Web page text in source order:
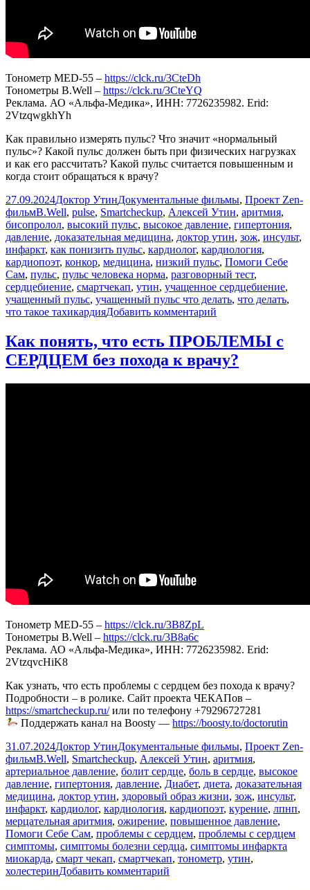
Тонометр MED-55 – https://clck.ru/3CteDh
Тонометры B.Well – https://clck.ru/3CteYQ
Реклама. АО «Альфа-Медика», ИНН: 7726235982. Erid:
2VtzqwgkhYh
Как правильно измерять пульс? Что значит «нормальный
пульс»? Какой пульс должен быть при физических нагрузках
и как его рассчитать? Какой пульс считается повышенным и
когда стоит обращаться к врачу?
Опубликовано
27.09.2024Автор
Доктор УтинРубрики
Документальные фильмы, Проект Zen-
фильмМетки
B.Well, pulse, Smartcheckup, Алексей Утин, аритмия,
бисопролол, высокий пульс, высокое давление, гипертония,
давление, доказательная медицина, доктор утин, зож, инсульт,
инфаркт, как понизить пульс, кардиолог, кардиология,
кардиопоэт, конкор, медицина, низкий пульс, Помоги Себе
Сам, пульс, пульс человека норма, разговорный тест,
сердцебиение, смартчекап, утин, учащенное сердцебиение,
учащенный пульс, учащенный пульс что делать, что делать,
что такое тахикардияДобавить комментарий
ПУЛЬС:
норма,
отклонения
КАК
Как понять, что есть ПРОБЛЕМЫ с
СЕРДЦЕМ без похода к врачу?
Тонометр MED-55 – https://clck.ru/3B8ZpL
Тонометры B.Well – https://clck.ru/3B8a6c
Реклама. АО «Альфа-Медика», ИНН: 7726235982. Erid:
2VtzqvcHiK8
Как узнать, что есть проблемы с сердцем без похода к врачу?
Подробности – в ролике. Сайт проекта ЧЕКАПов –
https://smartcheckup.ru/или по телефону +79296727281
Поддержать канал на Boosty —https://boosty.to/doctorutin
Опубликовано
31.07.2024Автор
Доктор УтинРубрики
Документальные фильмы, Проект Zen-
фильмМетки
B.Well, Smartcheckup, Алексей Утин, аритмия,
артериальное давление, болит сердце, боль в сердце, высокое
давление, гипертония, давление, Диабет, диета, доказательная
медицина, доктор утин, здоровый образ жизни, зож, инсульт,
инфаркт, кардиолог, кардиология, кардиопоэт, курение, лпнп,
мерцательная аритмия, ожирение, повышенное давление,
Помоги Себе Сам, проблемы с сердцем, проблемы с сердцем
симптомы, симптомы болезни сердца, симптомы инфаркта
миокарда, смарт чекап, смартчекап, тонометр, утин,
холестеринДобавить комментарий